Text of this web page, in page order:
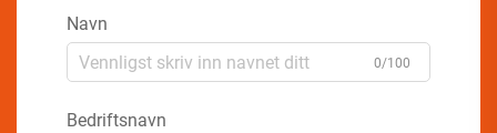
Navn
0/100
Bedriftsnavn